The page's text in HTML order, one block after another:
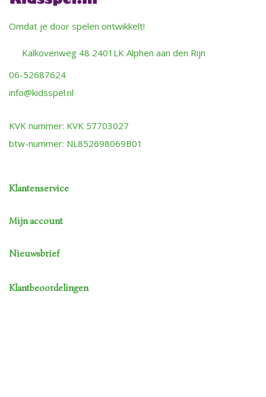
Omdat je door spelen ontwikkelt!
Kalkovenweg 48 2401LK Alphen aan den Rijn
06-52687624
info@kidsspel.nl
KVK nummer: KVK 57703027
btw-nummer: NL852698069B01
Klantenservice
Mijn account
Nieuwsbrief
Klantbeoordelingen